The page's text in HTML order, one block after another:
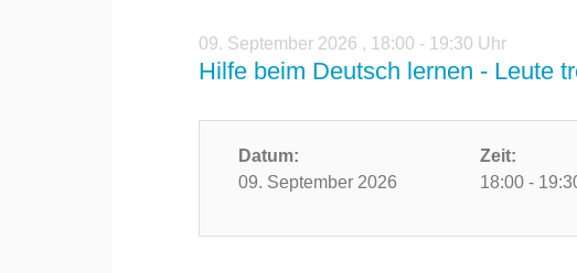
09. September 2026 , 18:00 - 19:30 Uhr
Hilfe beim Deutsch lernen - Leute
Datum:
09. September 2026
Zeit:
18:00 -